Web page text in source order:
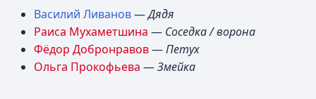
Василий Ливанов—Дядя
Раиса Мухаметшина — Соседка / ворона
Фёдор Добронравов—Петух
Ольга Прокофьева —Змейка